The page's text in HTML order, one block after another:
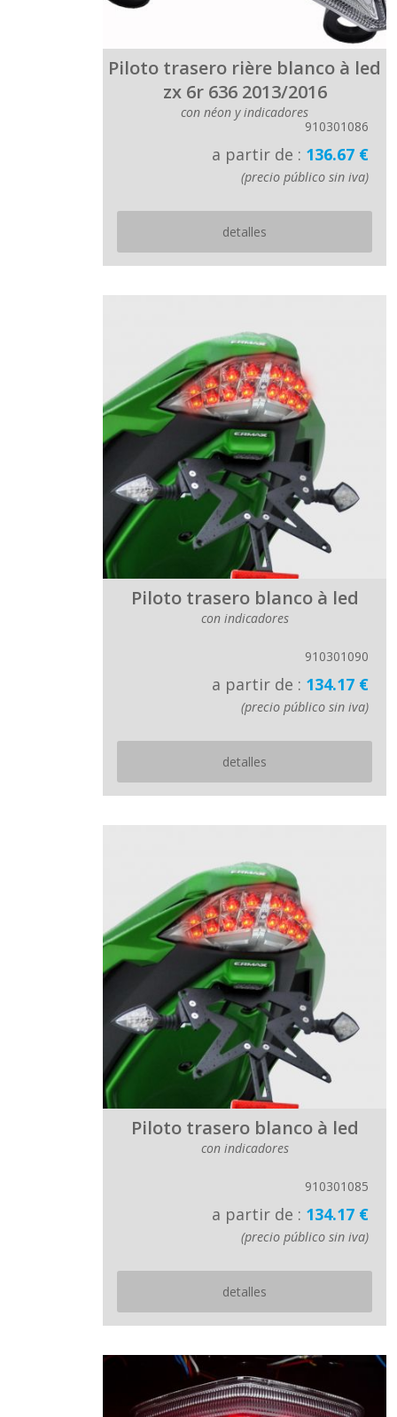
Piloto trasero rière blanco à led
zx 6r 636 2013/2016
con néon y indicadores
910301086
a partir de : 136.67 €
(precio público sin iva)
detalles
Piloto trasero blanco à led
con indicadores
910301090
a partir de : 134.17 €
(precio público sin iva)
detalles
Piloto trasero blanco à led
con indicadores
910301085
a partir de : 134.17 €
(precio público sin iva)
detalles